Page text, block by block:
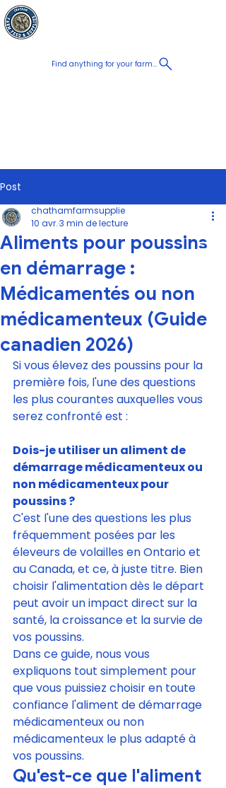
Find anything for your farm...
Post
Aliments pour poussins
en démarrage :
Médicamentés ou non
médicamenteux (Guide
canadien 2026)
chathamfarmsupplie
10 avr.3 min de lecture
Si vous élevez des poussins pour la
première fois, l'une des questions
les plus courantes auxquelles vous
serez confronté est :
Dois-je utiliser un aliment de
démarrage médicamenteux ou
non médicamenteux pour
poussins ?
C'est l'une des questions les plus
fréquemment posées par les
éleveurs de volailles en Ontario et
au Canada, et ce, à juste titre. Bien
choisir l'alimentation dès le départ
peut avoir un impact direct sur la
santé, la croissance et la survie de
vos poussins.
Dans ce guide, nous vous
expliquons tout simplement pour
que vous puissiez choisir en toute
confiance l'aliment de démarrage
médicamenteux ou non
médicamenteux le plus adapté à
vos poussins.
Qu'est-ce que l'aliment